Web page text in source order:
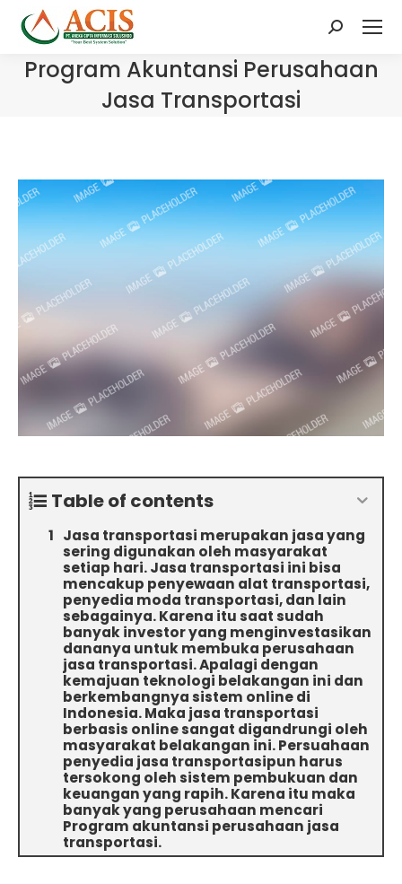
Search:
Program Akuntansi Perusahaan
Jasa Transportasi
Table of contents
Jasa transportasi merupakan jasa yang
sering digunakan oleh masyarakat
setiap hari. Jasa transportasi ini bisa
mencakup penyewaan alat transportasi,
penyedia moda transportasi, dan lain
sebagainya. Karena itu saat sudah
banyak investor yang menginvestasikan
dananya untuk membuka perusahaan
jasa transportasi. Apalagi dengan
kemajuan teknologi belakangan ini dan
berkembangnya sistem online di
Indonesia. Maka jasa transportasi
berbasis online sangat digandrungi oleh
masyarakat belakangan ini. Persuahaan
penyedia jasa transportasipun harus
tersokong oleh sistem pembukuan dan
keuangan yang rapih. Karena itu maka
banyak yang perusahaan mencari
Program akuntansi perusahaan jasa
transportasi.